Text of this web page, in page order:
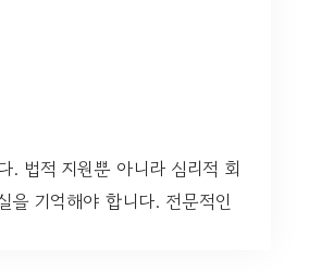
. 법적 지원뿐 아니라 심리적 회
기억해야 합니다. 전문적인